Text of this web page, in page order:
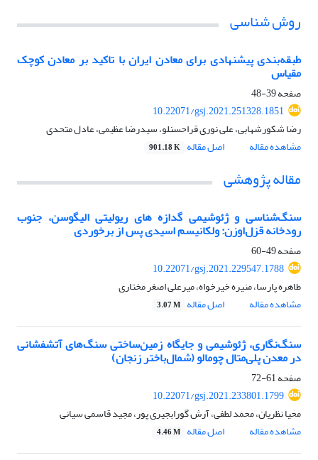
روش شناسی
طبقه‌بندی پیشنهادی برای معادن ایران با تاکید بر معادن کوچک
مقیاس
صفحه39-48
10.22071/gsj.2021.251328.1851
رضا شکورشهابی، علی نوری قراحسنلو، سیدرضا عظیمی، عادل متحدی
مشاهده مقاله
اصل مقاله 901.18 K
مقاله پژوهشی
سنگ‌شناسی و ژئوشیمی گدازه های ریولیتی الیگوسن، جنوب
رودخانه قزل‌اوزن: ولکانیسم اسیدی پس از برخوردی
صفحه49-60
10.22071/gsj.2021.229547.1788
طاهره پارسا، منیره خیرخواه، میرعلی اصغر مختاری
مشاهده مقاله
اصل مقاله 3.07 M
سنگ‌نگاری، ژئوشیمی و جایگاه زمین‌ساختی سنگ‌های آتشفشانی
در معدن پلی‌متال چومالو (شمال‌باختر زنجان)
صفحه61-72
10.22071/gsj.2021.233801.1799
محیا نظریان، محمد لطفی، آرش گورابجیری پور، مجید قاسمی سیانی
مشاهده مقاله
اصل مقاله 4.46 M